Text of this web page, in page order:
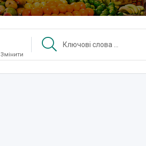
Змінити